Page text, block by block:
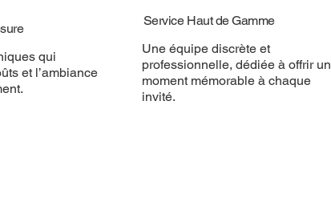
qui
et l’ambiance
Service Haut de Gamme
Une équipe discrète et
professionnelle, dédiée à offrir un
moment mémorable à chaque
invité.